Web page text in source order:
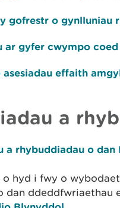
gofrestr o gynlluniau
ar gyfer cwympo
asesiadau effaith
a
a rhybuddiadau o
hyd i fwy o
dan ddeddfwriaethau